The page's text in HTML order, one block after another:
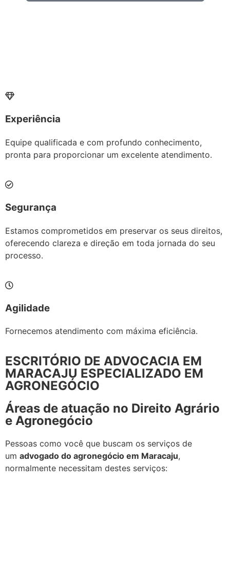
Experiência
Equipe qualificada e com profundo conhecimento,
pronta para proporcionar um excelente atendimento.
Segurança
Estamos comprometidos em preservar os seus direitos,
oferecendo clareza e direção em toda jornada do seu
processo.
Agilidade
Fornecemos atendimento com máxima eficiência.
ESCRITÓRIO DE ADVOCACIA EM
MARACAJU ESPECIALIZADO EM
AGRONEGÓCIO
Áreas de atuação no Direito Agrário
e Agronegócio
Pessoas como você que buscam os serviços de
um advogado do agronegócio em Maracaju,
normalmente necessitam destes serviços: